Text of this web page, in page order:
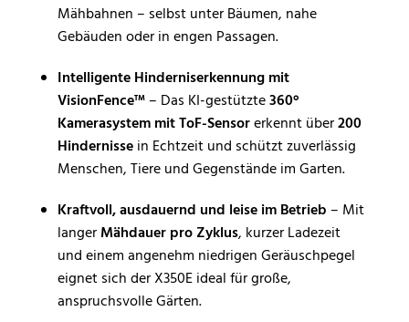
Mähbahnen – selbst unter Bäumen, nahe
Gebäuden oder in engen Passagen.
Intelligente Hinderniserkennung mit
VisionFence™– Das KI-gestützte360°
Kamerasystem mit ToF-Sensorerkennt über200
Hindernissein Echtzeit und schützt zuverlässig
Menschen, Tiere und Gegenstände im Garten.
Kraftvoll, ausdauernd und leise im Betrieb – Mit
langerMähdauer pro Zyklus, kurzer Ladezeit
und einem angenehm niedrigen Geräuschpegel
eignet sich der X350E ideal für große,
anspruchsvolle Gärten.